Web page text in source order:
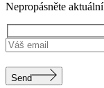
Nepropásněte
Send